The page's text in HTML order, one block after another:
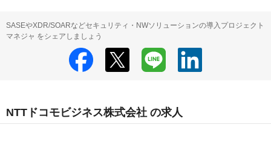
SASEやXDR/SOARなどセキュリティ・NWソリューションの導入プロジェクト
マネジャ をシェアしましょう
NTTドコモビジネス株式会社 の求人